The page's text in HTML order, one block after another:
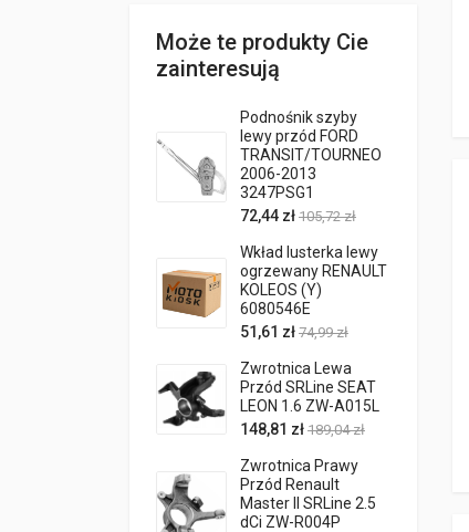
Może te produkty Cie
zainteresują
Podnośnik szyby
lewy przód FORD
TRANSIT/TOURNEO
2006-2013
3247PSG1
72,44 zł 105,72 zł
Wkład lusterka lewy
ogrzewany RENAULT
KOLEOS (Y)
6080546E
51,61 zł 74,99 zł
Zwrotnica Lewa
Przód SRLine SEAT
LEON 1.6 ZW-A015L
148,81 zł 189,04 zł
Zwrotnica Prawy
Przód Renault
Master II SRLine 2.5
dCi ZW-R004P